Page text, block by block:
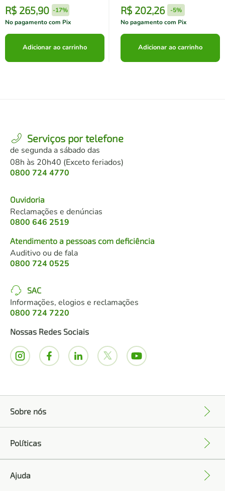
R$ 265,90 -17%
No pagamento com Pix
Adicionar ao carrinho
R$ 202,26 -5%
No pagamento com Pix
Adicionar ao carrinho
Serviços por telefone
de segunda a sábado das
08h às 20h40 (Exceto feriados)
0800 724 4770
Ouvidoria
Reclamações e denúncias
0800 646 2519
Atendimento a pessoas com deficiência
Auditivo ou de fala
0800 724 0525
SAC
Informações, elogios e reclamações
0800 724 7220
Nossas Redes Sociais
Sobre nós
Políticas
Ajuda